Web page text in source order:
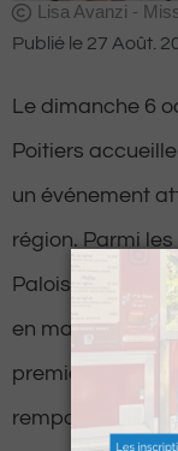
Lisa Avanzi -
Publié le 27 Août.
Le dimanche 6
Poitiers
un événement
région. Parmi
Paloise Lisa
en mars dernier,
première
remporter le